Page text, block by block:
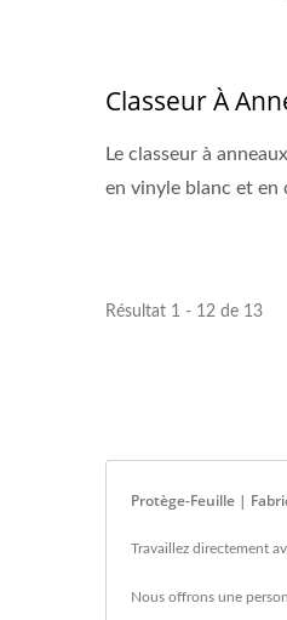
Classeur À
Le classeur à
en vinyle blanc et en
Résultat 1 - 12 de 13
Protège-Feuille |
Travaillez directement
Nous offrons une